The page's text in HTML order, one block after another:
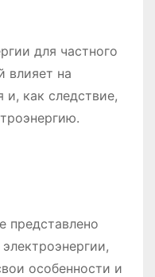
для частного
влияет на
и, как следствие,
представлено
особенности и